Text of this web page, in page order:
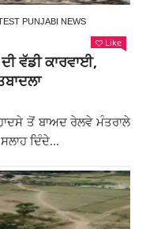
PUNJABI NEWS
Like
ਵੱਡੀ ਕਾਰਵਾਈ,
ਤੋਂ ਬਾਅਦ ਰੇਲਵੇ ਮੰਤਰਾਲੇ
ਦਿੰਦੇ...